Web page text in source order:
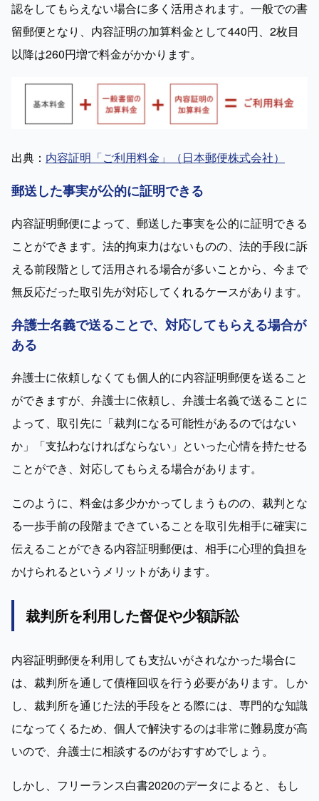
認をしてもらえない場合に多く活用されます。一般での書
留郵便となり、内容証明の加算料金として440円、2枚目
以降は260円増で料金がかかります。
出典： 内容証明「ご利用料金」（日本郵便株式会社）
郵送した事実が公的に証明できる
内容証明郵便によって、郵送した事実を公的に証明できる
ことができます。法的拘束力はないものの、法的手段に訴
える前段階として活用される場合が多いことから、今まで
無反応だった取引先が対応してくれるケースがあります。
弁護士名義で送ることで、対応してもらえる場合が
ある
弁護士に依頼しなくても個人的に内容証明郵便を送ること
ができますが、弁護士に依頼し、弁護士名義で送ることに
よって、取引先に「裁判になる可能性があるのではない
か」「支払わなければならない」といった心情を持たせる
ことができ、対応してもらえる場合があります。
このように、料金は多少かかってしまうものの、裁判とな
る一歩手前の段階まできていることを取引先相手に確実に
伝えることができる内容証明郵便は、相手に心理的負担を
かけられるというメリットがあります。
裁判所を利用した督促や少額訴訟
内容証明郵便を利用しても支払いがされなかった場合に
は、裁判所を通して債権回収を行う必要があります。しか
し、裁判所を通じた法的手段をとる際には、専門的な知識
になってくるため、個人で解決するのは非常に難易度が高
いので、弁護士に相談するのがおすすめでしょう。
しかし、フリーランス白書2020のデータによると、もし